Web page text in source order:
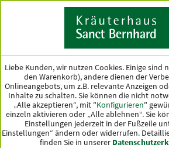
Land
Ok
KATEGORIEN ANGEBOTE
Liebe Kunden, wir nutzen Cookies. Einige sind
den Warenkorb), andere dienen der
Onlineangebots, um z.B. relevante Anzeigen
Inhalte zu schalten. Sie können die nicht
„Alle akzeptieren“, mit "Konfigurieren"
einzeln aktivieren oder „Alle ablehnen“. Sie
Einstellungen jederzeit in der Fußzeile
Einstellungen“ ändern oder widerrufen.
finden Sie in unserer